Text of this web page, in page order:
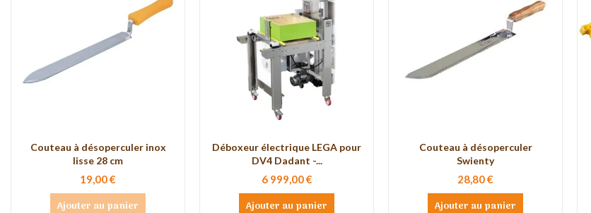
Couteau à désoperculer inox
lisse 28 cm
19,00 €
Ajouter au panier
Déboxeur électrique LEGA pour
DV4 Dadant -...
6 999,00 €
Ajouter au panier
Couteau à désoperculer
Swienty
28,80 €
Ajouter au panier